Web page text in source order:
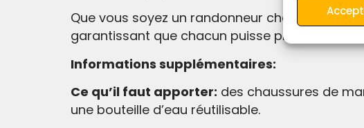
Que vous soyez un randonneur chevronné ou
garantissant que chacun puisse profiter de la
Informations supplémentaires:
Ce qu’il faut apporter: des chaussures de
une bouteille d’eau réutilisable.